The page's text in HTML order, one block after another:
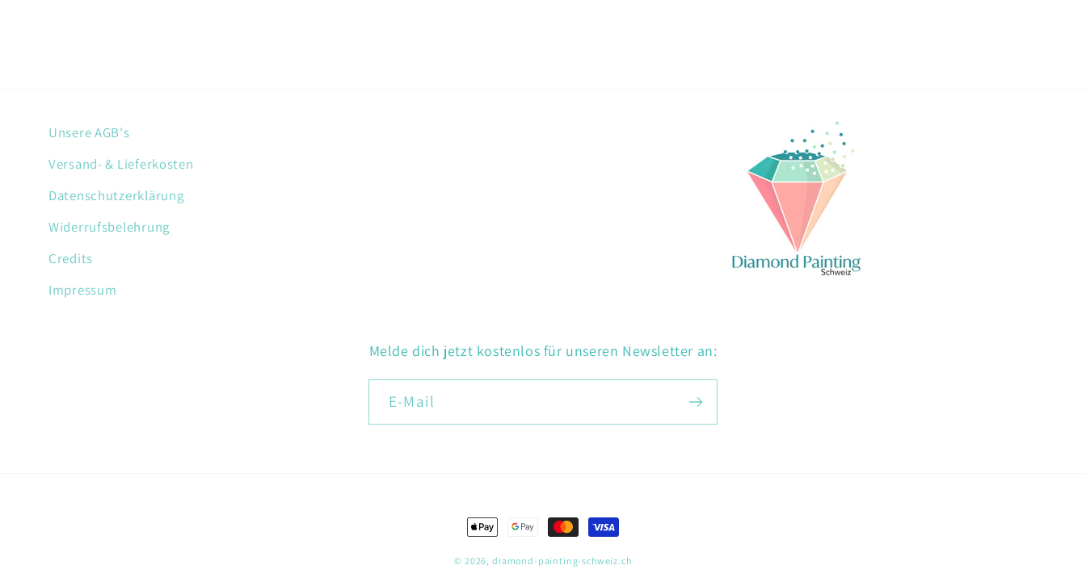
Unsere AGB's
Versand- & Lieferkosten
Datenschutzerklärung
Widerrufsbelehrung
Credits
Impressum
Melde dich jetzt kostenlos für unseren Newsletter an:
E-Mail
Zahlungsmethoden
© 2026,diamond-painting-schweiz.ch